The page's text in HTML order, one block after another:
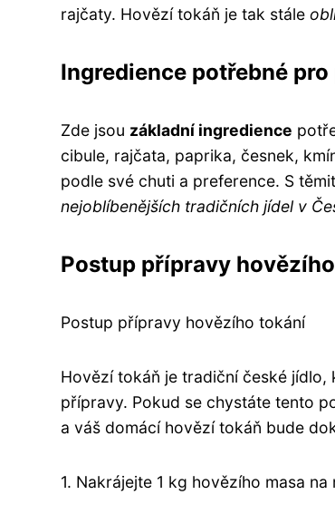
rajčaty. Hovězí tokáň je tak stále
Ingredience potřebné
Zde jsou základní ingredience
cibule, rajčata, paprika, česnek,
podle své chuti a preference. S
nejoblíbenějších tradičních jídel v
Postup přípravy
Postup přípravy hovězího tokání
Hovězí tokáň je tradiční české
přípravy. Pokud se chystáte tento
a váš domácí hovězí tokáň bude
1. Nakrájejte 1 kg hovězího masa na